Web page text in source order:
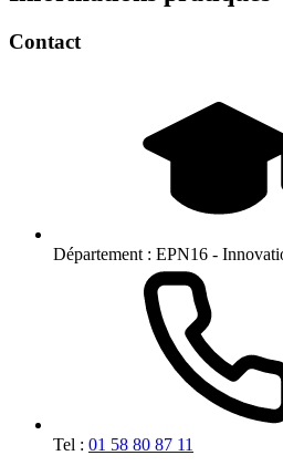
Contact
Département : EPN16 -
Tel : 01 58 80 87 11